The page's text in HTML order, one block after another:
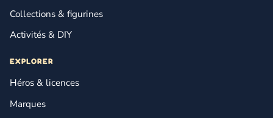
Collections & figurines
Activités & DIY
EXPLORER
Héros & licences
Marques